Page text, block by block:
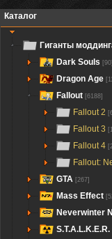
Каталог
Гиганты
Dark Souls [90]
Dragon Age
Fallout [6188]
Fallout 2
Fallout 3
Fallout 4
Fallout:
GTA [267]
Mass Effect
Neverwinter
S.T.A.L.K.E.R.